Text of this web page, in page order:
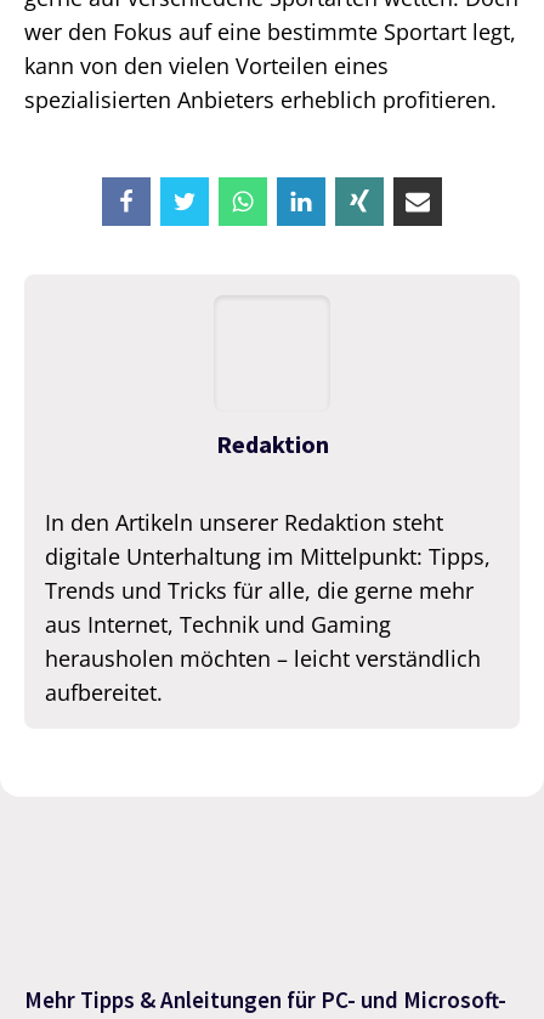
wer den Fokus auf eine bestimmte Sportart legt,
kann von den vielen Vorteilen eines
spezialisierten Anbieters erheblich profitieren.
Redaktion
In den Artikeln unserer Redaktion steht
digitale Unterhaltung im Mittelpunkt: Tipps,
Trends und Tricks für alle, die gerne mehr
aus Internet, Technik und Gaming
herausholen möchten – leicht verständlich
aufbereitet.
Mehr Tipps & Anleitungen für PC- und Microsoft-